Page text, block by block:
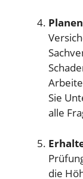
Sie
alle
die